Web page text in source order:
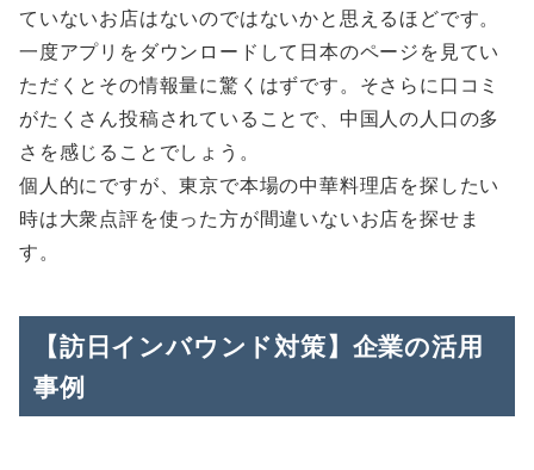
ていないお店はないのではないかと思えるほどです。
一度アプリをダウンロードして日本のページを見てい
ただくとその情報量に驚くはずです。そさらに口コミ
がたくさん投稿されていることで、中国人の人口の多
さを感じることでしょう。
個人的にですが、東京で本場の中華料理店を探したい
時は大衆点評を使った方が間違いないお店を探せま
す。
【訪日インバウンド対策】企業の活用
事例